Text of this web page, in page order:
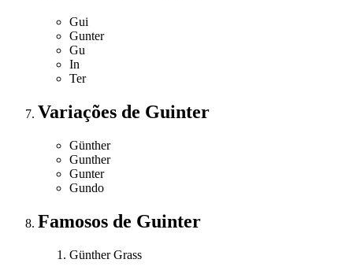
Gui
Gunter
Gu
In
Ter
Variações de Guinter
Günther
Gunther
Gunter
Gundo
Famosos de Guinter
Günther Grass